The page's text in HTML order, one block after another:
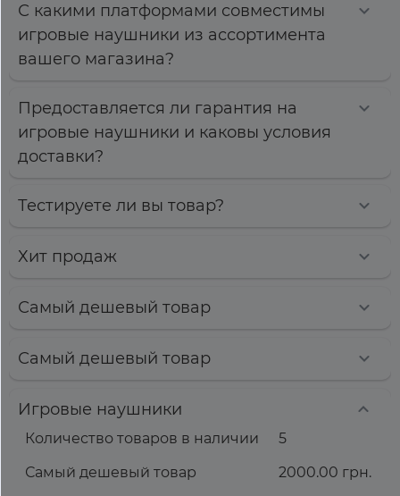
С какими платформами совместимы
игровые наушники из ассортимента
вашего магазина?
Предоставляется ли гарантия на
игровые наушники и каковы условия
доставки?
Тестируете ли вы товар?
Хит продаж
Самый дешевый товар
Самый дешевый товар
Игровые наушники
Количество товаров в наличии
5
Самый дешевый товар
2000.00 грн.